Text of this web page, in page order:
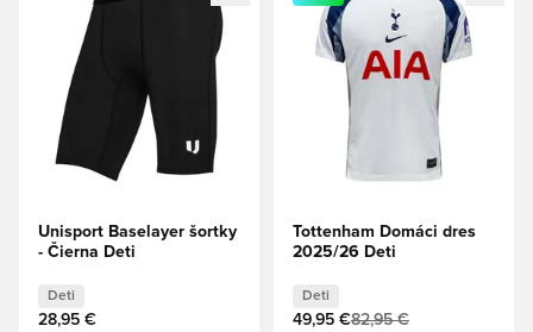
Unisport Baselayer šortky
- Čierna Deti
Deti
28,95 €
Tottenham Domáci dres
2025/26 Deti
Deti
49,95 €82,95 €